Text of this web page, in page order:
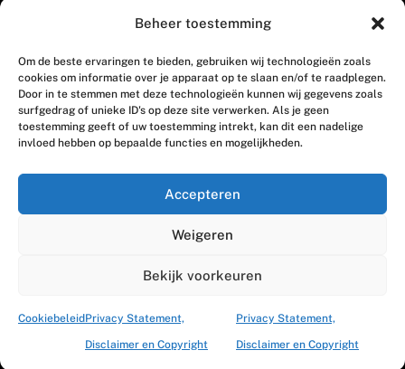
Beheer toestemming
Om de beste ervaringen te bieden, gebruiken wij technologieën zoals
cookies om informatie over je apparaat op te slaan en/of te raadplegen.
Door in te stemmen met deze technologieën kunnen wij gegevens zoals
surfgedrag of unieke ID's op deze site verwerken. Als je geen
toestemming geeft of uw toestemming intrekt, kan dit een nadelige
invloed hebben op bepaalde functies en mogelijkheden.
Accepteren
Weigeren
Bekijk voorkeuren
CookiebeleidPrivacy Statement,
Disclaimer en Copyright
Privacy Statement,
Disclaimer en Copyright
Belangenbehartiging
Contact
Houttuinlaan 8
3447 GM Woerden